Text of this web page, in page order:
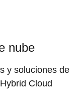
nube
y soluciones de
Cloud